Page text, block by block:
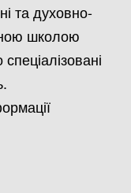
та духовно-
школою